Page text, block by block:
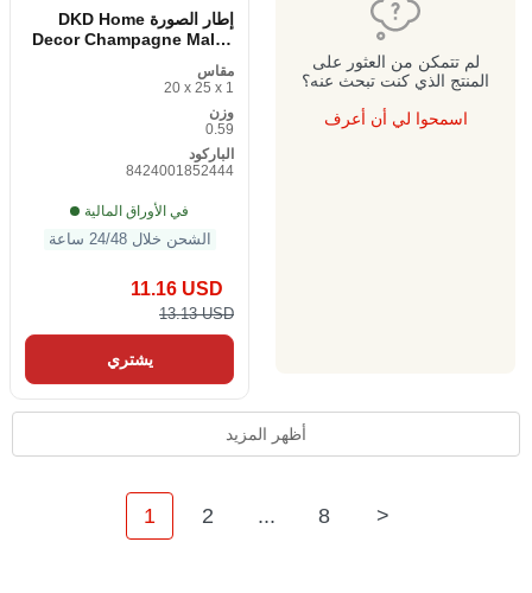
إطار الصورة DKD Home
Decor Champagne Malva
20 x 1 x 25 سم (قطعة 1)
مقاس
20 x 25 x 1
وزن
0.59
الباركود
8424001852444
في الأوراق المالية
الشحن خلال 24/48 ساعة
11.16 USD
13.13 USD
يشتري
لم تتمكن من العثور على
المنتج الذي كنت تبحث عنه؟
اسمحوا لي أن أعرف
أظهر المزيد
1 2 ... 8 >